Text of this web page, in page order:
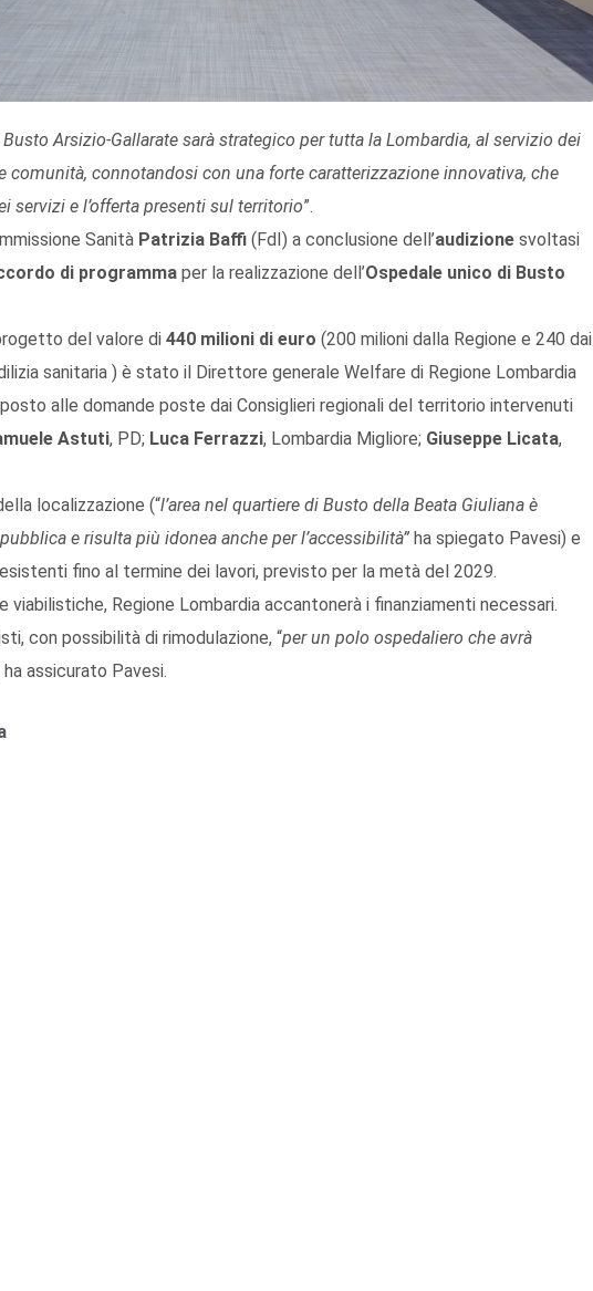
Arsizio-Gallarate sarà strategico per tutta la Lombardia, al servizio dei
comunità, connotandosi con una forte caratterizzazione innovativa, che
servizi e l’offerta presenti sul territorio”.
Sanità Patrizia Baffi (FdI) a conclusione dell’audizione svoltasi
di programma per la realizzazione dell’Ospedale unico di Busto
del valore di 440 milioni di euro (200 milioni dalla Regione e 240 dai
sanitaria ) è stato il Direttore generale Welfare di Regione Lombardia
alle domande poste dai Consiglieri regionali del territorio intervenuti
Astuti, PD; Luca Ferrazzi, Lombardia Migliore; Giuseppe Licata,
localizzazione (“l’area nel quartiere di Busto della Beata Giuliana è
e risulta più idonea anche per l’accessibilità” ha spiegato Pavesi) e
fino al termine dei lavori, previsto per la metà del 2029.
viabilistiche, Regione Lombardia accantonerà i finanziamenti necessari.
con possibilità di rimodulazione, “per un polo ospedaliero che avrà
ha assicurato Pavesi.